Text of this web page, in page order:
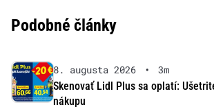
Podobné články
8. augusta 2026 •
3m
Skenovať Lidl Plus sa oplatí:
nákupu